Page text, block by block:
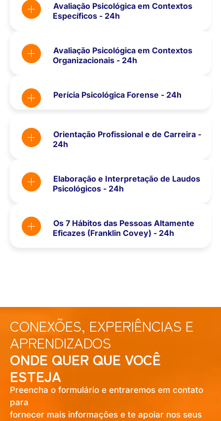
Avaliação Psicológica em Contextos
Específicos - 24h
Avaliação Psicológica em Contextos
Organizacionais - 24h
Perícia Psicológica Forense - 24h
Orientação Profissional e de Carreira -
24h
Elaboração e Interpretação de Laudos
Psicológicos - 24h
Os 7 Hábitos das Pessoas Altamente
Eficazes (Franklin Covey) - 24h
CONEXÕES, EXPERIÊNCIAS E
APRENDIZADOS
ONDE QUER QUE VOCÊ
ESTEJA
Preencha o formulário e entraremos em contato
para
fornecer mais informações e te apoiar nos seus